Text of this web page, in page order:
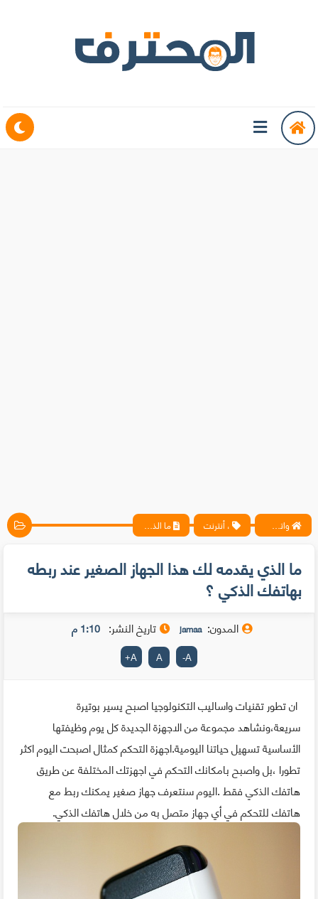
واتس آب ، فيسبوك ، أنترنت ، شروحات تقنية حصرية - المحترف ، أنترنت ما الذي يقدمه لك هذا الجهاز الصغير عند ربطه بهاتفك الذكي ؟
ما الذي يقدمه لك هذا الجهاز الصغير عند ربطه
بهاتفك الذكي ؟
المدون: jamaa تاريخ النشر: 1:10 م
A
-
A
A
+
ان تطور تقنيات واساليب التكنولوجيا اصبح يسير بوتيرة
سريعة،ونشاهد مجموعة من الاجهزة الجديدة كل يوم وظيفتها
الأساسية تسهيل حياتنا اليومية.اجهزة التحكم كمثال اصبحت اليوم اكثر
تطورا ،بل واصبح بامكانك التحكم في اجهزتك المختلفة عن طريق
هاتفك الذكي فقط .اليوم سنتعرف جهاز صغير يمكنك ربط مع
هاتفك للتحكم في أي جهاز متصل به من خلال هاتفك الذكي.